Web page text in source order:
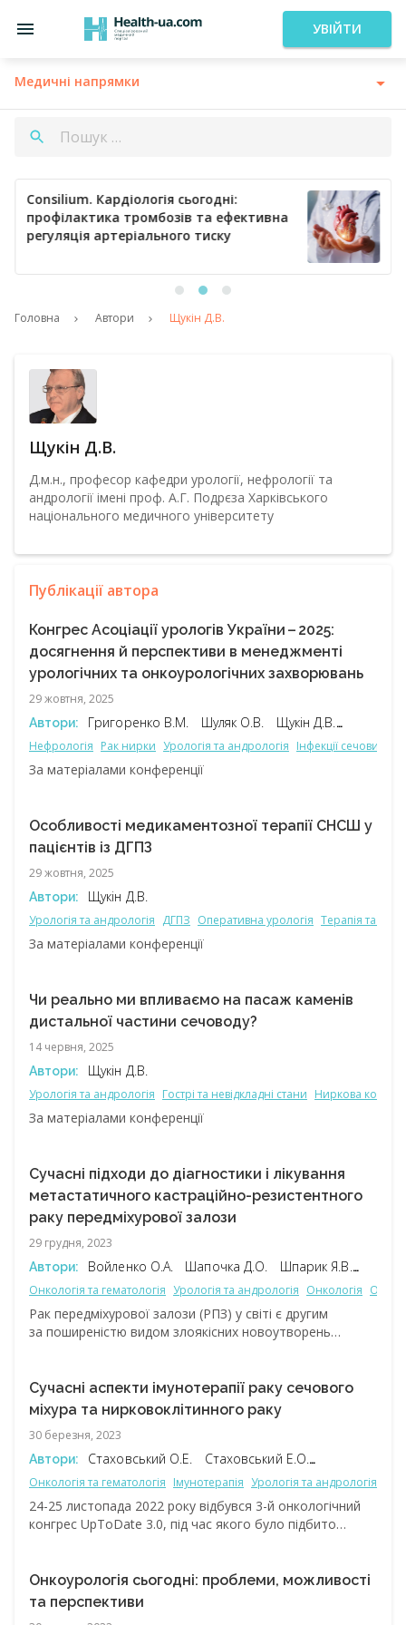
УВІЙТИ
Медичні напрямки
Consilium. Кардіологія сьогодні:
профілактика тромбозів та ефективна
регуляція артеріального тиску
Головна Автори Щукін Д.В.
Щукін Д.В.
Д.м.н., професор кафедри урології, нефрології та
андрології імені проф. А.Г. Подрєза Харківського
національного медичного університету
Публікації автора
Конгрес Асоціації урологів України – ​2025:
досягнення й перспективи в менеджменті
урологічних та онкоурологічних захворювань
29 жовтня, 2025
Автори: Григоренко В.М. Шуляк О.В.
Щукін Д.В.
Поляков В.О.
Нефрологія Рак нирки Урологія та андрологія Інфекції
За матеріалами конференції
Особливості медикаментозної терапії СНСШ у
пацієнтів із ДГПЗ
29 жовтня, 2025
Автори: Щукін Д.В.
Урологія та андрологія ДГПЗ Оперативна урологія Терапія та
За матеріалами конференції
Чи реально ми впливаємо на пасаж каменів
дистальної частини сечоводу?
14 червня, 2025
Автори: Щукін Д.В.
Урологія та андрологія Гострі та невідкладні стани Ниркова колька
За матеріалами конференції
Сучасні підходи до діагностики і лікування
метастатичного кастраційно-резистентного
раку передміхурової залози
29 грудня, 2023
Автори: Войленко О.А. Шапочка Д.О.
Шпарик Я.В.
Щукін Д.В.
Онкологія та гематологія Урологія та андрологія Онкологія
Рак передміхурової залози (РПЗ) у світі є другим
за поширеністю видом злоякісних новоутворень
третім за поширеністю у чоловіків. Станом на 2020 р.
зареєстровано 6432 нових випадки захворювання
та 3072 летальних випадки, спричинених
прогресуванням РПЗ. Це свідчить про актуальність
проблеми РПЗ, яка широко обговорювалася у рамках
науково-практичної конференції MOVEMBER-2023:
«Новітні технології в лікуванні пухлин та захворювань
сечостатевої системи», що пройшла у гібридному
форматі 10-11 листопада у м. Київ.
Сучасні аспекти імунотерапії раку сечового
міхура та нирковоклітинного раку
30 березня, 2023
Автори: Стаховський О.Е.
Стаховський Е.О.
Щукін Д.В.
Онкологія та гематологія Імунотерапія Урологія та андрологія
24-25 листопада 2022 року відбувся 3-й онкологічний
конгрес UpToDate 3.0, під час якого було підбито
провідні фахівці в галузі онкоурології.
Онкоурологія сьогодні: проблеми, можливості
та перспективи